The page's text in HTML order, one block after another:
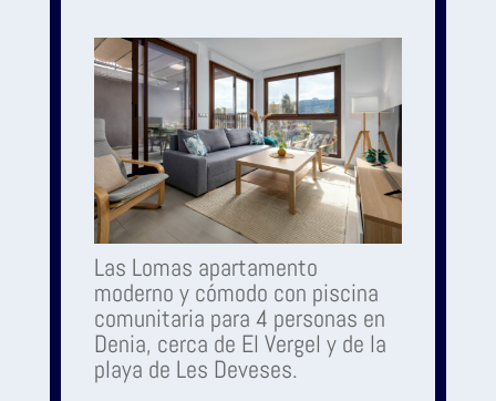
Las Lomas apartamento
moderno y cómodo con piscina
comunitaria para 4 personas en
Denia, cerca de El Vergel y de la
playa de Les Deveses.